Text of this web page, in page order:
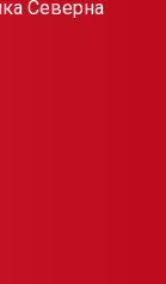
Северна